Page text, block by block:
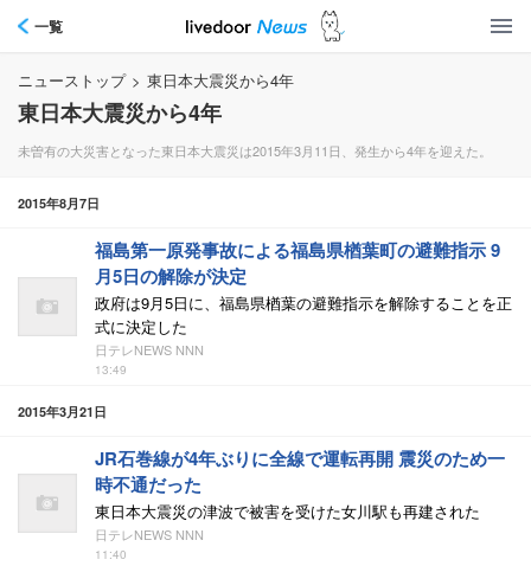
一覧
ニューストップ > 東日本大震災から4年
東日本大震災から4年
未曽有の大災害となった東日本大震災は2015年3月11日、発生から4年を迎えた。
2015年8月7日
福島第一原発事故による福島県楢葉町の避難指示 9
月5日の解除が決定
政府は9月5日に、福島県楢葉の避難指示を解除することを正
式に決定した
日テレNEWS NNN
13:49
2015年3月21日
JR石巻線が4年ぶりに全線で運転再開 震災のため一
時不通だった
東日本大震災の津波で被害を受けた女川駅も再建された
日テレNEWS NNN
11:40